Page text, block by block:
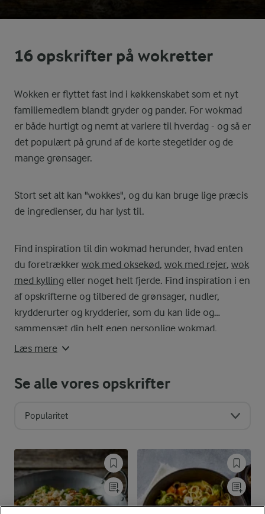
16 opskrifter på wokretter
Wokken er flyttet fast ind i køkkenskabet som et nyt
familiemedlem blandt gryder og pander. For wokmad
er både hurtigt og nemt at variere til hverdag - og så er
det populært på grund af de korte stegetider og de
mange grønsager.
Stort set alt kan "wokkes", og du kan bruge lige præcis
de ingredienser, du har lyst til.
Find inspiration til din wokmad herunder, hvad enten
du foretrækker wok med oksekød, wok med rejer, wok
med kylling eller noget helt fjerde. Find inspiration i en
af opskrifterne og tilbered de grønsager, nudler,
krydderurter og krydderier, som du kan lide og
sammensæt din helt egen personlige wokmad.
Læs mere
Se alle vores opskrifter
Popularitet